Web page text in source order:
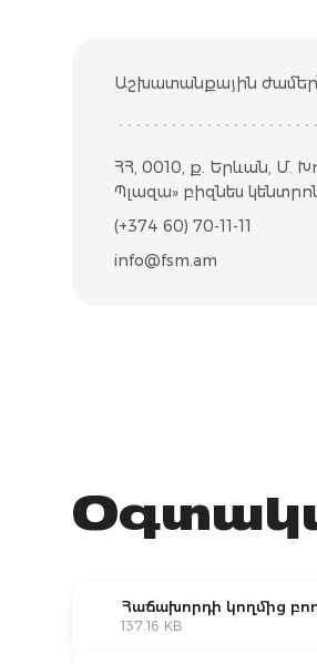
Աշխատանքային ժամեր՝
ՀՀ, 0010, ք. Երևան, Մ.
Պլազա» բիզնես
(+374 60) 70-11-11
info@fsm.am
Հաճախորդի կողմից
137.16 KB